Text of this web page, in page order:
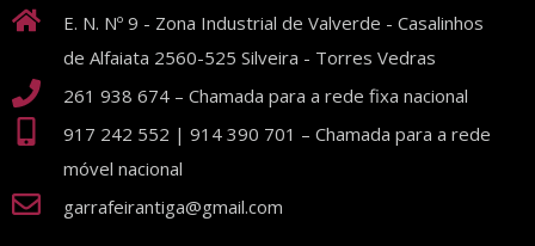
E. N. Nº 9 - Zona Industrial de Valverde - Casalinhos
de Alfaiata 2560-525 Silveira - Torres Vedras
261 938 674 – Chamada para a rede fixa nacional
917 242 552 | 914 390 701 – Chamada para a rede
móvel nacional
garrafeirantiga@gmail.com